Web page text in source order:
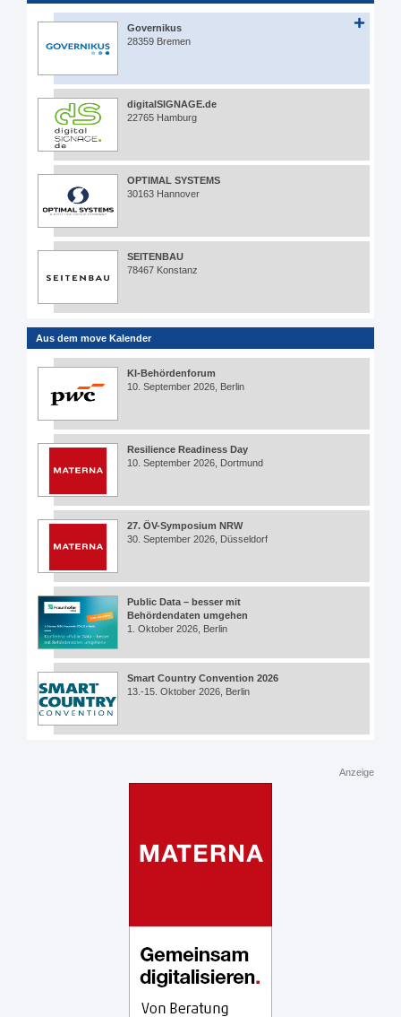
Governikus
28359 Bremen
digitalSIGNAGE.de
22765 Hamburg
OPTIMAL SYSTEMS
30163 Hannover
SEITENBAU
78467 Konstanz
Aus dem move Kalender
KI-Behördenforum
10. September 2026, Berlin
Resilience Readiness Day
10. September 2026, Dortmund
27. ÖV-Symposium NRW
30. September 2026, Düsseldorf
Public Data – besser mit
Behördendaten umgehen
1. Oktober 2026, Berlin
Smart Country Convention 2026
13.-15. Oktober 2026, Berlin
Anzeige